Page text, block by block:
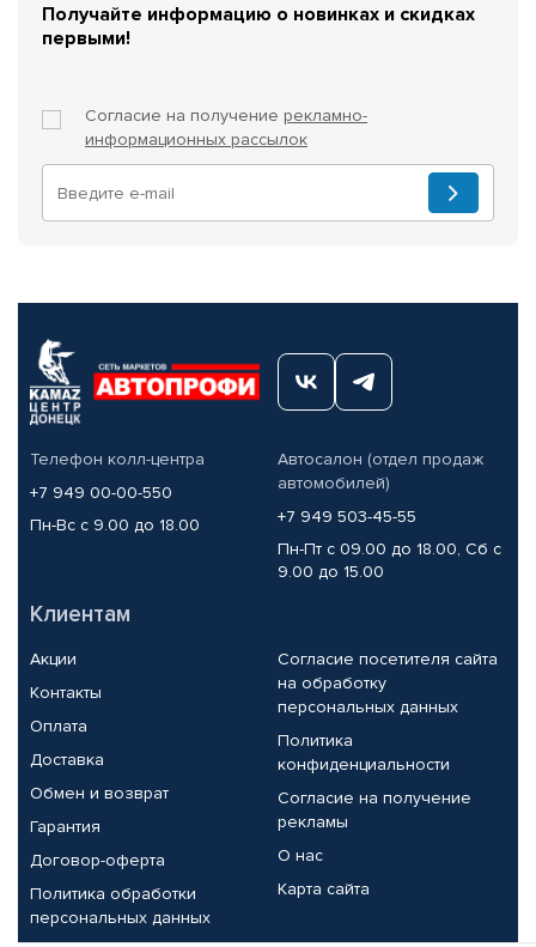
Получайте информацию о новинках и скидках
первыми!
Согласие на получение рекламно-
информационных рассылок
Телефон колл-центра
+7 949 00-00-550
Пн-Вс с 9.00 до 18.00
Автосалон (отдел продаж
автомобилей)
+7 949 503-45-55
Пн-Пт с 09.00 до 18.00, Сб с
9.00 до 15.00
Клиентам
Акции
Контакты
Оплата
Доставка
Обмен и возврат
Гарантия
Договор-оферта
Политика обработки
персональных данных
Согласие посетителя сайта
на обработку
персональных данных
Политика
конфиденциальности
Согласие на получение
рекламы
О нас
Карта сайта